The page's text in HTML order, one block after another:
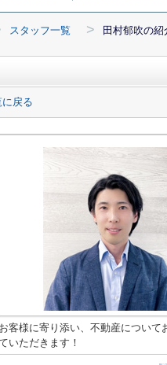
スタッフ一覧 > 田村郁吹の紹
戻る
お客様に寄り添い、不動産について
いただきます！